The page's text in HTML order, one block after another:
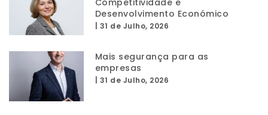
Desenvolvimento Económico
31 de Julho, 2026
Mais segurança para as
empresas
31 de Julho, 2026